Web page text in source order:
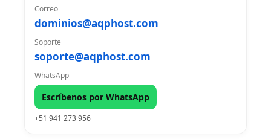
Correo
dominios@aqphost.com
Soporte
soporte@aqphost.com
WhatsApp
Escríbenos por WhatsApp
+51 941 273 956